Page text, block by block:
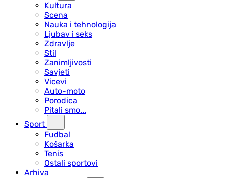
Kultura
Scena
Nauka i tehnologija
Ljubav i seks
Zdravlje
Stil
Zanimljivosti
Savjeti
Vicevi
Auto-moto
Porodica
Pitali smo...
Sport
Fudbal
Košarka
Tenis
Ostali sportovi
Arhiva